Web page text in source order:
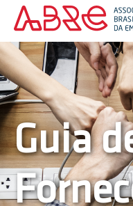
Guia